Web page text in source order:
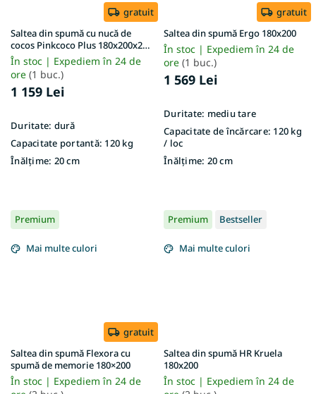
gratuit
Saltea din spumă cu nucă de
cocos Pinkcoco Plus 180x200x20 -
husă Aloe Vera
În stoc | Expediem în 24 de
ore (1 buc.)
1 159 Lei
Duritate: dură
Capacitate portantă: 120 kg
Înălțime: 20 cm
gratuit
Saltea din spumă Ergo 180x200
În stoc | Expediem în 24 de
ore (1 buc.)
1 569 Lei
Duritate: mediu tare
Capacitate de încărcare: 120 kg
/ loc
Înălțime: 20 cm
Premium
Mai multe culori
gratuit
Saltea din spumă Flexora cu
spumă de memorie 180×200
În stoc | Expediem în 24 de
Premium Bestseller
Mai multe culori
Saltea din spumă HR Kruela
180x200
În stoc | Expediem în 24 de